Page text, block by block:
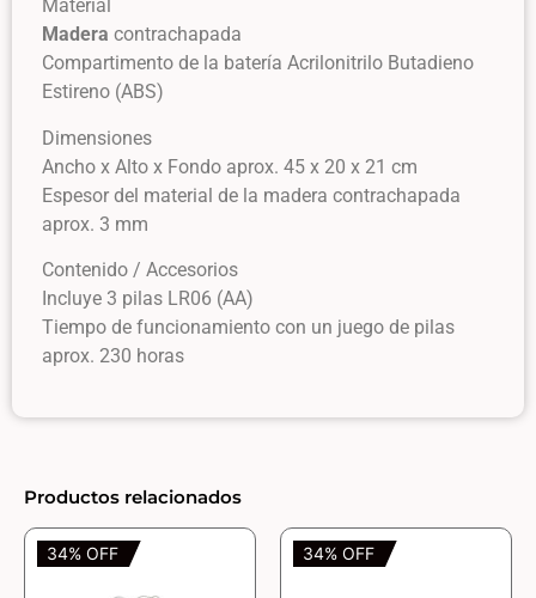
Material
Madera contrachapada
Compartimento de la batería Acrilonitrilo Butadieno
Estireno (ABS)
Dimensiones
Ancho x Alto x Fondo aprox. 45 x 20 x 21 cm
Espesor del material de la madera contrachapada
aprox. 3 mm
Contenido / Accesorios
Incluye 3 pilas LR06 (AA)
Tiempo de funcionamiento con un juego de pilas
aprox. 230 horas
Productos relacionados
34% OFF 34% OFF